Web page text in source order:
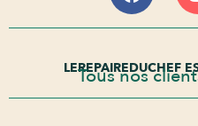
LEREPAIREDUCHEF
Tous nos